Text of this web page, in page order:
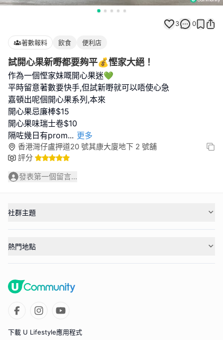
3 0
著數報料 飲食 便利店
試開心果新嘢都要夠平💰慳家大絕！
作為一個慳家妹嘅開心果迷💚
平時留意著數要快手,但試新嘢就可以唔使心急
嘉頓出呢個開心果系列,本來
開心果忌廉棒$15
開心果味瑞士卷$10
隔咗幾日有prom... 更多
香港灣仔盧押道20 號其康大廈地下 2 號舖
評分
發表第一個留言...
社群主題
熱門地點
下載 U Lifestyle應用程式